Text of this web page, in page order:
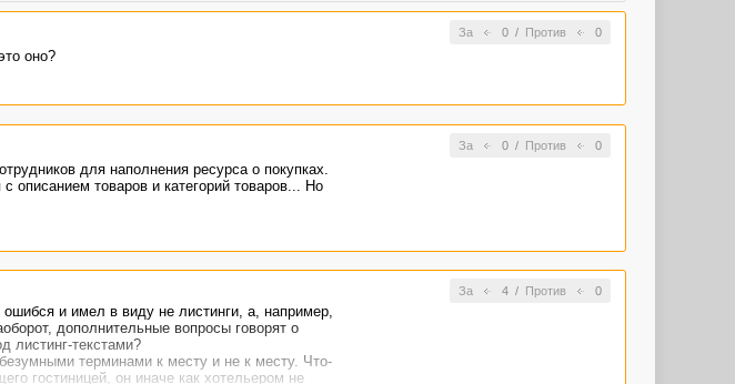
За 0/ Против 0
оно?
За 0/ Против 0
для наполнения ресурса о покупках.
описанием товаров и категорий товаров... Но
За 4/ Против 0
и имел в виду не листинги, а, например,
дополнительные вопросы говорят о
листинг-текстами?
терминами к месту и не к месту. Что-
гостиницей, он иначе как хотельером не